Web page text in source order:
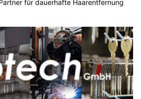
für dauerhafte Haarentfernung